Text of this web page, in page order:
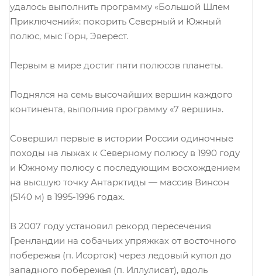
удалось выполнить программу «Большой Шлем
Приключений»: покорить Северный и Южный
полюс, мыс Горн, Эверест.
Первым в мире достиг пяти полюсов планеты.
Поднялся на семь высочайших вершин каждого
континента, выполнив программу «7 вершин».
Совершил первые в истории России одиночные
походы на лыжах к Северному полюсу в 1990 году
и Южному полюсу с последующим восхождением
на высшую точку Антарктиды — массив Винсон
(5140 м) в 1995-1996 годах.
В 2007 году установил рекорд пересечения
Гренландии на собачьих упряжках от восточного
побережья (п. Исорток) через ледовый купол до
западного побережья (п. Иллулисат), вдоль